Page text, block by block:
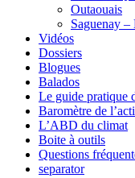
Outaouais
Saguenay –
Vidéos
Dossiers
Blogues
Balados
Le guide pratique
Baromètre de
L’ABD du climat
Boite à outils
Questions
separator